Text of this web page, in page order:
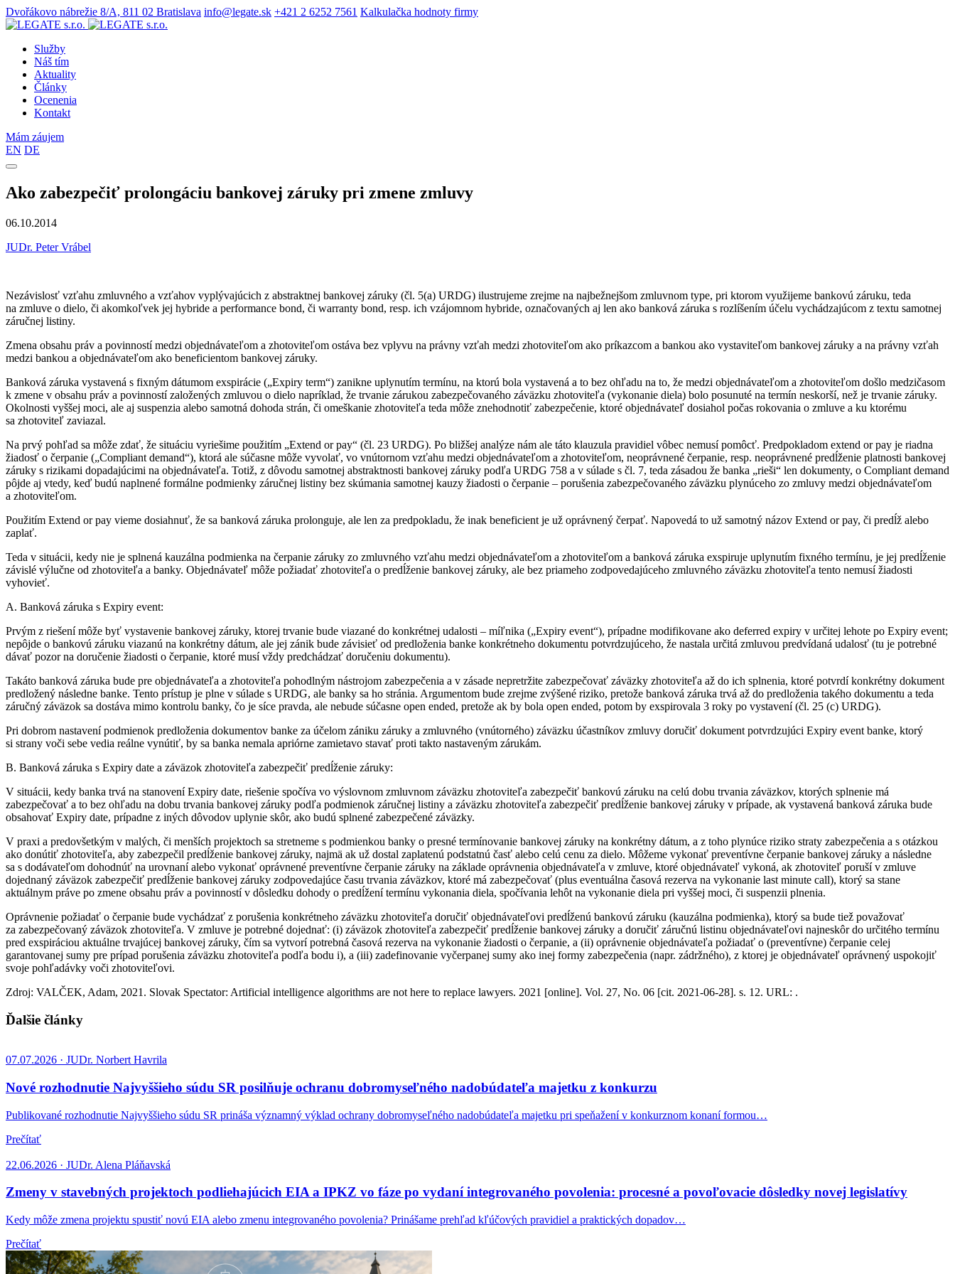
Dvořákovo nábrežie 8/A, 811 02 Bratislava info@legate.sk +421 2 6252 7561 Kalkulačka hodnoty firmy
Služby
Náš tím
Aktuality
Články
Ocenenia
Kontakt
Mám záujem
EN DE
Ako zabezpečiť prolongáciu bankovej záruky pri zmene zmluvy
06.10.2014
JUDr. Peter Vrábel
Nezávislosť vzťahu zmluvného a vzťahov vyplývajúcich z abstraktnej bankovej záruky (čl. 5(a) URDG) ilustrujeme zrejme na najbežnejšom zmluvnom type, pri ktorom využijeme bankovú záruku, teda
na zmluve o dielo, či akomkoľvek jej hybride a performance bond, či warranty bond, resp. ich vzájomnom hybride, označovaných aj len ako banková záruka s rozlíšením účelu vychádzajúcom z textu samotnej
záručnej listiny.
Zmena obsahu práv a povinností medzi objednávateľom a zhotoviteľom ostáva bez vplyvu na právny vzťah medzi zhotoviteľom ako príkazcom a bankou ako vystaviteľom bankovej záruky a na právny vzťah
medzi bankou a objednávateľom ako beneficientom bankovej záruky.
Banková záruka vystavená s fixným dátumom exspirácie („Expiry term“) zanikne uplynutím termínu, na ktorú bola vystavená a to bez ohľadu na to, že medzi objednávateľom a zhotoviteľom došlo medzičasom
k zmene v obsahu práv a povinností založených zmluvou o dielo napríklad, že trvanie zárukou zabezpečovaného záväzku zhotoviteľa (vykonanie diela) bolo posunuté na termín neskorší, než je trvanie záruky.
Okolnosti vyššej moci, ale aj suspenzia alebo samotná dohoda strán, či omeškanie zhotoviteľa teda môže znehodnotiť zabezpečenie, ktoré objednávateľ dosiahol počas rokovania o zmluve a ku ktorému
sa zhotoviteľ zaviazal.
Na prvý pohľad sa môže zdať, že situáciu vyriešime použitím „Extend or pay“ (čl. 23 URDG). Po bližšej analýze nám ale táto klauzula pravidiel vôbec nemusí pomôcť. Predpokladom extend or pay je riadna
žiadosť o čerpanie („Compliant demand“), ktorá ale súčasne môže vyvolať, vo vnútornom vzťahu medzi objednávateľom a zhotoviteľom, neoprávnené čerpanie, resp. neoprávnené predĺženie platnosti bankovej
záruky s rizikami dopadajúcimi na objednávateľa. Totiž, z dôvodu samotnej abstraktnosti bankovej záruky podľa URDG 758 a v súlade s čl. 7, teda zásadou že banka „rieši“ len dokumenty, o Compliant demand
pôjde aj vtedy, keď budú naplnené formálne podmienky záručnej listiny bez skúmania samotnej kauzy žiadosti o čerpanie – porušenia zabezpečovaného záväzku plynúceho zo zmluvy medzi objednávateľom
a zhotoviteľom.
Použitím Extend or pay vieme dosiahnuť, že sa banková záruka prolonguje, ale len za predpokladu, že inak beneficient je už oprávnený čerpať. Napovedá to už samotný názov Extend or pay, či predĺž alebo
zaplať.
Teda v situácii, kedy nie je splnená kauzálna podmienka na čerpanie záruky zo zmluvného vzťahu medzi objednávateľom a zhotoviteľom a banková záruka exspiruje uplynutím fixného termínu, je jej predĺženie
závislé výlučne od zhotoviteľa a banky. Objednávateľ môže požiadať zhotoviteľa o predĺženie bankovej záruky, ale bez priameho zodpovedajúceho zmluvného záväzku zhotoviteľa tento nemusí žiadosti
vyhovieť.
A. Banková záruka s Expiry event:
Prvým z riešení môže byť vystavenie bankovej záruky, ktorej trvanie bude viazané do konkrétnej udalosti – míľnika („Expiry event“), prípadne modifikovane ako deferred expiry v určitej lehote po Expiry event;
nepôjde o bankovú záruku viazanú na konkrétny dátum, ale jej zánik bude závisieť od predloženia banke konkrétneho dokumentu potvrdzujúceho, že nastala určitá zmluvou predvídaná udalosť (tu je potrebné
dávať pozor na doručenie žiadosti o čerpanie, ktoré musí vždy predchádzať doručeniu dokumentu).
Takáto banková záruka bude pre objednávateľa a zhotoviteľa pohodlným nástrojom zabezpečenia a v zásade nepretržite zabezpečovať záväzky zhotoviteľa až do ich splnenia, ktoré potvrdí konkrétny dokument
predložený následne banke. Tento prístup je plne v súlade s URDG, ale banky sa ho stránia. Argumentom bude zrejme zvýšené riziko, pretože banková záruka trvá až do predloženia takého dokumentu a teda
záručný záväzok sa dostáva mimo kontrolu banky, čo je síce pravda, ale nebude súčasne open ended, pretože ak by bola open ended, potom by exspirovala 3 roky po vystavení (čl. 25 (c) URDG).
Pri dobrom nastavení podmienok predloženia dokumentov banke za účelom zániku záruky a zmluvného (vnútorného) záväzku účastníkov zmluvy doručiť dokument potvrdzujúci Expiry event banke, ktorý
si strany voči sebe vedia reálne vynútiť, by sa banka nemala apriórne zamietavo stavať proti takto nastaveným zárukám.
B. Banková záruka s Expiry date a záväzok zhotoviteľa zabezpečiť predĺženie záruky:
V situácii, kedy banka trvá na stanovení Expiry date, riešenie spočíva vo výslovnom zmluvnom záväzku zhotoviteľa zabezpečiť bankovú záruku na celú dobu trvania záväzkov, ktorých splnenie má
zabezpečovať a to bez ohľadu na dobu trvania bankovej záruky podľa podmienok záručnej listiny a záväzku zhotoviteľa zabezpečiť predĺženie bankovej záruky v prípade, ak vystavená banková záruka bude
obsahovať Expiry date, prípadne z iných dôvodov uplynie skôr, ako budú splnené zabezpečené záväzky.
V praxi a predovšetkým v malých, či menších projektoch sa stretneme s podmienkou banky o presné termínovanie bankovej záruky na konkrétny dátum, a z toho plynúce riziko straty zabezpečenia a s otázkou
ako donútiť zhotoviteľa, aby zabezpečil predĺženie bankovej záruky, najmä ak už dostal zaplatenú podstatnú časť alebo celú cenu za dielo. Môžeme vykonať preventívne čerpanie bankovej záruky a následne
sa s dodávateľom dohodnúť na urovnaní alebo vykonať oprávnené preventívne čerpanie záruky na základe oprávnenia objednávateľa v zmluve, ktoré objednávateľ vykoná, ak zhotoviteľ poruší v zmluve
dojednaný záväzok zabezpečiť predĺženie bankovej záruky zodpovedajúce času trvania záväzkov, ktoré má zabezpečovať (plus eventuálna časová rezerva na vykonanie last minute call), ktorý sa stane
aktuálnym práve po zmene obsahu práv a povinností v dôsledku dohody o predĺžení termínu vykonania diela, spočívania lehôt na vykonanie diela pri vyššej moci, či suspenzii plnenia.
Oprávnenie požiadať o čerpanie bude vychádzať z porušenia konkrétneho záväzku zhotoviteľa doručiť objednávateľovi predĺženú bankovú záruku (kauzálna podmienka), ktorý sa bude tiež považovať
za zabezpečovaný záväzok zhotoviteľa. V zmluve je potrebné dojednať: (i) záväzok zhotoviteľa zabezpečiť predĺženie bankovej záruky a doručiť záručnú listinu objednávateľovi najneskôr do určitého termínu
pred exspiráciou aktuálne trvajúcej bankovej záruky, čím sa vytvorí potrebná časová rezerva na vykonanie žiadosti o čerpanie, a (ii) oprávnenie objednávateľa požiadať o (preventívne) čerpanie celej
garantovanej sumy pre prípad porušenia záväzku zhotoviteľa podľa bodu i), a (iii) zadefinovanie vyčerpanej sumy ako inej formy zabezpečenia (napr. zádržného), z ktorej je objednávateľ oprávnený uspokojiť
svoje pohľadávky voči zhotoviteľovi.
Zdroj: VALČEK, Adam, 2021. Slovak Spectator: Artificial intelligence algorithms are not here to replace lawyers. 2021 [online]. Vol. 27, No. 06 [cit. 2021-06-28]. s. 12. URL: .
Ďalšie články
07.07.2026 · JUDr. Norbert Havrila
Nové rozhodnutie Najvyššieho súdu SR posilňuje ochranu dobromyseľného nadobúdateľa majetku z konkurzu
Publikované rozhodnutie Najvyššieho súdu SR prináša významný výklad ochrany dobromyseľného nadobúdateľa majetku pri speňažení v konkurznom konaní formou…
Prečítať
22.06.2026 · JUDr. Alena Pláňavská
Zmeny v stavebných projektoch podliehajúcich EIA a IPKZ vo fáze po vydaní integrovaného povolenia: procesné a povoľovacie dôsledky novej legislatívy
Kedy môže zmena projektu spustiť novú EIA alebo zmenu integrovaného povolenia? Prinášame prehľad kľúčových pravidiel a praktických dopadov…
Prečítať